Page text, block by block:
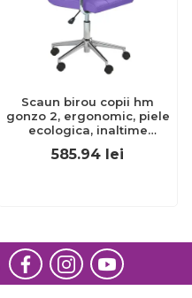
Scaun birou copii hm
gonzo 2, ergonomic, piele
ecologica, inaltime
ajustabila, mecanism
balansare, 90 kg, mov
585.94 lei